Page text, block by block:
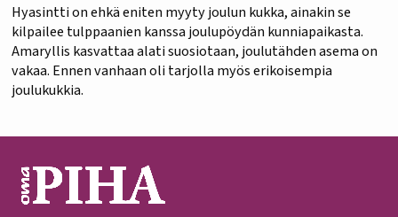
Hyasintti on ehkä eniten myyty joulun kukka, ainakin se
kilpailee tulppaanien kanssa joulupöydän kunniapaikasta.
Amaryllis kasvattaa alati suosiotaan, joulutähden asema on
vakaa. Ennen vanhaan oli tarjolla myös erikoisempia
joulukukkia.